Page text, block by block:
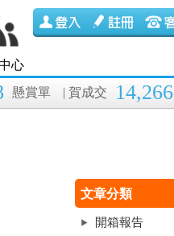
心
| 賀成交
14,266
懸賞單
文章分類
開箱報告